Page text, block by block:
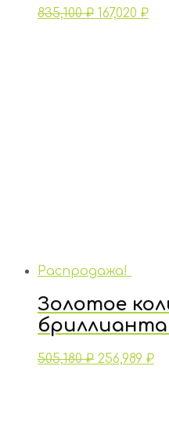
835,100₽ 167,020 ₽
Распродажа!
Золотое
505,180₽ 256,989 ₽